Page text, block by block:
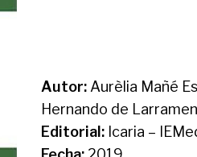
Autor: Aurèlia Mañé
Hernando de
Editorial: Icaria –